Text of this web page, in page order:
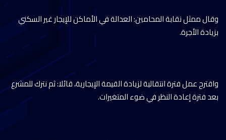
وقال ممثل نقابة المحامين: العدالة في الأماكن للإيجار غير السكني
بزيادة الأجرة.
واقترح عمل فترة انتقالية لزيادة القيمة الإيجارية، قائلا: ثم نترك للمشرع
بعد فترة إعادة النظر في ضوء المتغيرات.